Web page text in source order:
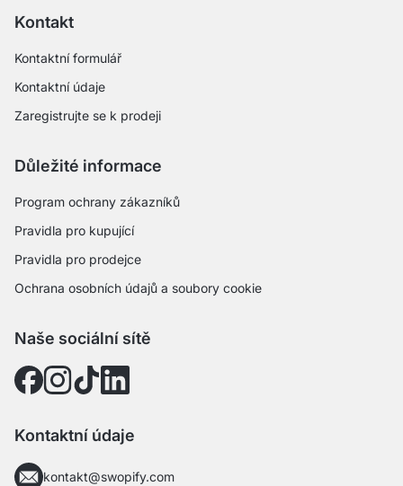
Kontakt
Kontaktní formulář
Kontaktní údaje
Zaregistrujte se k prodeji
Důležité informace
Program ochrany zákazníků
Pravidla pro kupující
Pravidla pro prodejce
Ochrana osobních údajů a soubory cookie
Naše sociální sítě
Kontaktní údaje
kontakt@swopify.com